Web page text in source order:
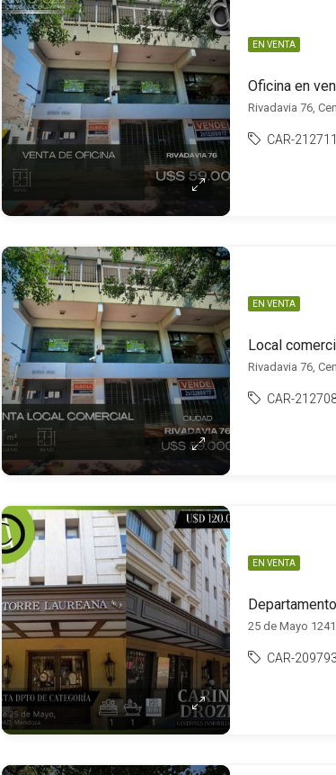
EN VENTA
Oficina en
Rivadavia 76,
CAR-212711
EN VENTA
Local
Rivadavia 76,
CAR-
EN VENTA
25 de Mayo
CAR-209793